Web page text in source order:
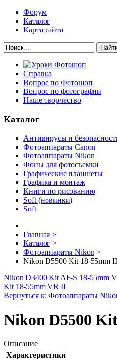
Форум
Каталог
Карта сайта
Справка
Вопрос по Фотошоп
Вопрос по фотографии
Наше творчество
Каталог
Антивирусы и
Фотоаппараты Canon
Фотоаппараты Nikon
Фоны для фотосъемки
Графические планшеты
Графика и монтаж
Книги по рисованию
Soft (новинки)
Soft
Главная >
Каталог >
Фотоаппараты Nikon >
Nikon D5500 Kit 18-55mm II
Nikon D3400 Kit AF-S 18-55mm
Kit 18-55mm VR II
Вернуться к: Фотоаппараты
Nikon D5500
Описание
Характеристики